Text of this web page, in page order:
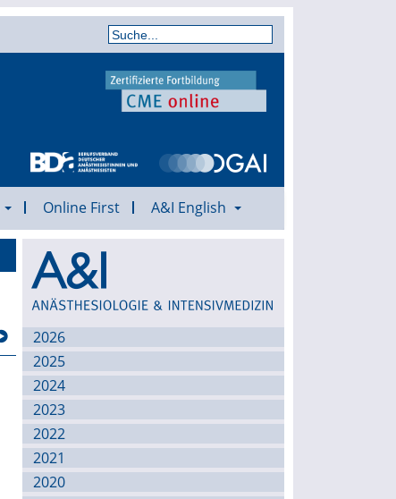
Online First A&I English
Archiv
2026
2025
2024
2023
2022
2021
2020